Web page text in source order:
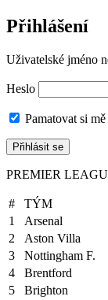
Přihlášení
Uživatelské jméno
Heslo
Pamatovat si mě
PREMIER
# TÝM
1
Arsenal
2
Aston Villa
3
Nottingham F.
4
Brentford
5
Brighton